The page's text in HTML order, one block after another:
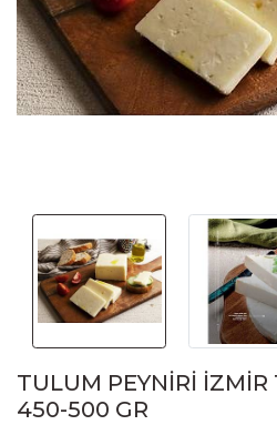
TULUM PEYNİRİ İZMİR
450-500 GR